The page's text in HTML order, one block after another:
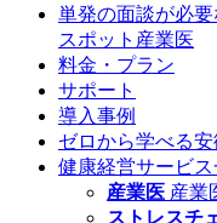
単発の面談が必
スポット産業医
料金・プラン
サポート
導入事例
ゼロから学べる
健康経営サービス
産業医 産業
ストレスチ